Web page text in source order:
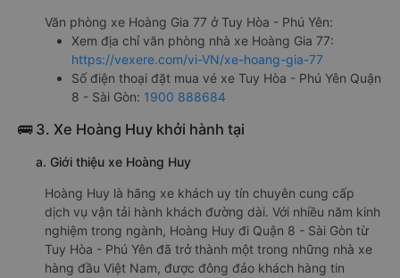
Văn phòng xe Hoàng Gia 77 ở Tuy Hòa - Phú Yên:
Xem địa chỉ văn phòng nhà xe Hoàng Gia 77:
https://vexere.com/vi-VN/xe-hoang-gia-77
Số điện thoại đặt mua vé xe Tuy Hòa - Phú Yên Quận
8 - Sài Gòn: 1900 888684
🚌 3. Xe Hoàng Huy khởi hành tại
a. Giới thiệu xe Hoàng Huy
Hoàng Huy là hãng xe khách uy tín chuyên cung cấp
dịch vụ vận tải hành khách đường dài. Với nhiều năm kinh
nghiệm trong ngành, Hoàng Huy đi Quận 8 - Sài Gòn từ
Tuy Hòa - Phú Yên đã trở thành một trong những nhà xe
hàng đầu Việt Nam, được đông đảo khách hàng tin